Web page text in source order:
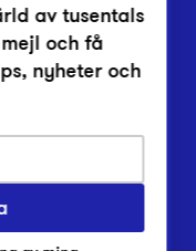
av tusentals
och få
nyheter och